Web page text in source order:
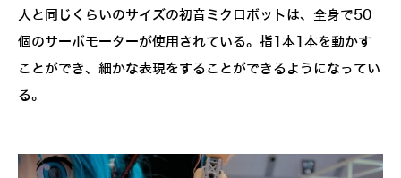
人と同じくらいのサイズの初音ミクロボットは、全身で50
個のサーボモーターが使用されている。指1本1本を動かす
ことができ、細かな表現をすることができるようになってい
る。